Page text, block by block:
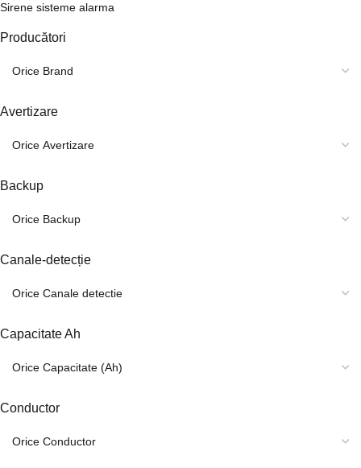
Sirene sisteme alarma
Producători
Avertizare
Backup
Canale-detecție
Capacitate Ah
Conductor